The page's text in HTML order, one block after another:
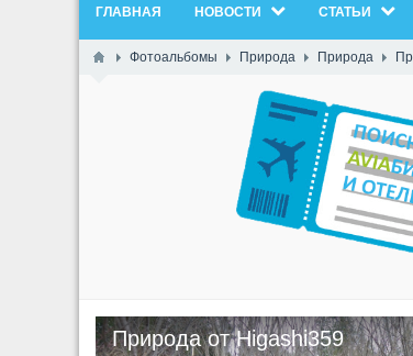
ГЛАВНАЯ НОВОСТИ СТАТЬИ
Фотоальбомы Природа Природа
Природа от Higashi359